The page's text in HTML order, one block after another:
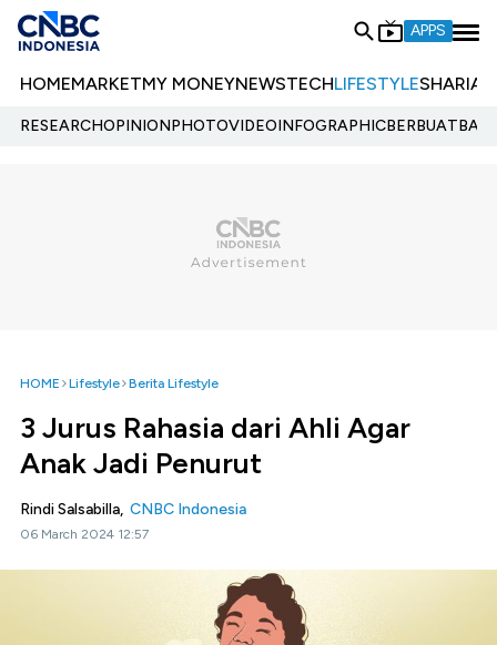
APPS
HOMEMARKETMY MONEYNEWSTECHLIFESTYLESHARIA
RESEARCHOPINIONPHOTOVIDEOINFOGRAPHIC
HOME Lifestyle Berita Lifestyle
3 Jurus Rahasia dari Ahli Agar
Anak Jadi Penurut
Rindi Salsabilla, CNBC Indonesia
06 March 2024 12:57